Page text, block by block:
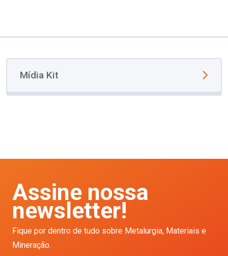
Mídia Kit
Assine nossa
newsletter!
Fique por dentro de tudo sobre Metalurgia, Materiais e
Mineração.